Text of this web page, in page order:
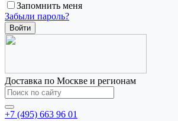
Запомнить меня
Забыли пароль?
Доставка по Москве и регионам
+7 (495) 663 96 01